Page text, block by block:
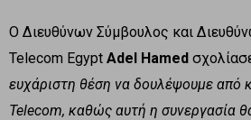
Ο Διευθύνων Σύμβουλος και
Telecom Egypt Adel Hamed
ευχάριστη θέση να δουλέψουμε από
Telecom, καθώς αυτή η συνεργασία